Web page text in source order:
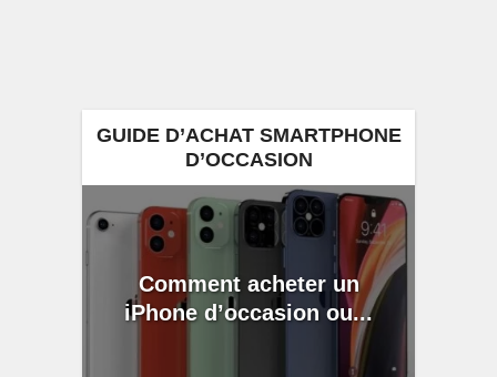
GUIDE D’ACHAT SMARTPHONE
D’OCCASION
Comment acheter un
iPhone d’occasion ou...